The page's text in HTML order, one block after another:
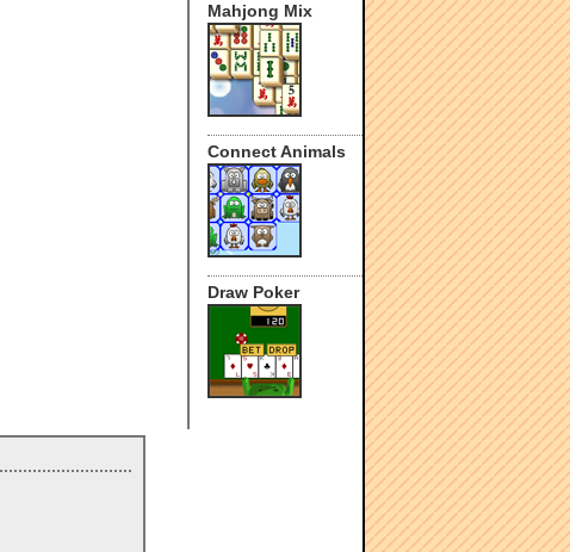
Mahjong Mix
Connect Animals
Draw Poker